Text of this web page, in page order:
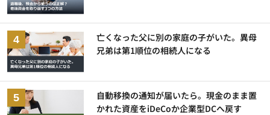
亡くなった父に別の家庭の子がいた。異母
兄弟は第1順位の相続人になる
自動移換の通知が届いたら。現金のまま置
かれた資産をiDeCoか企業型DCへ戻す